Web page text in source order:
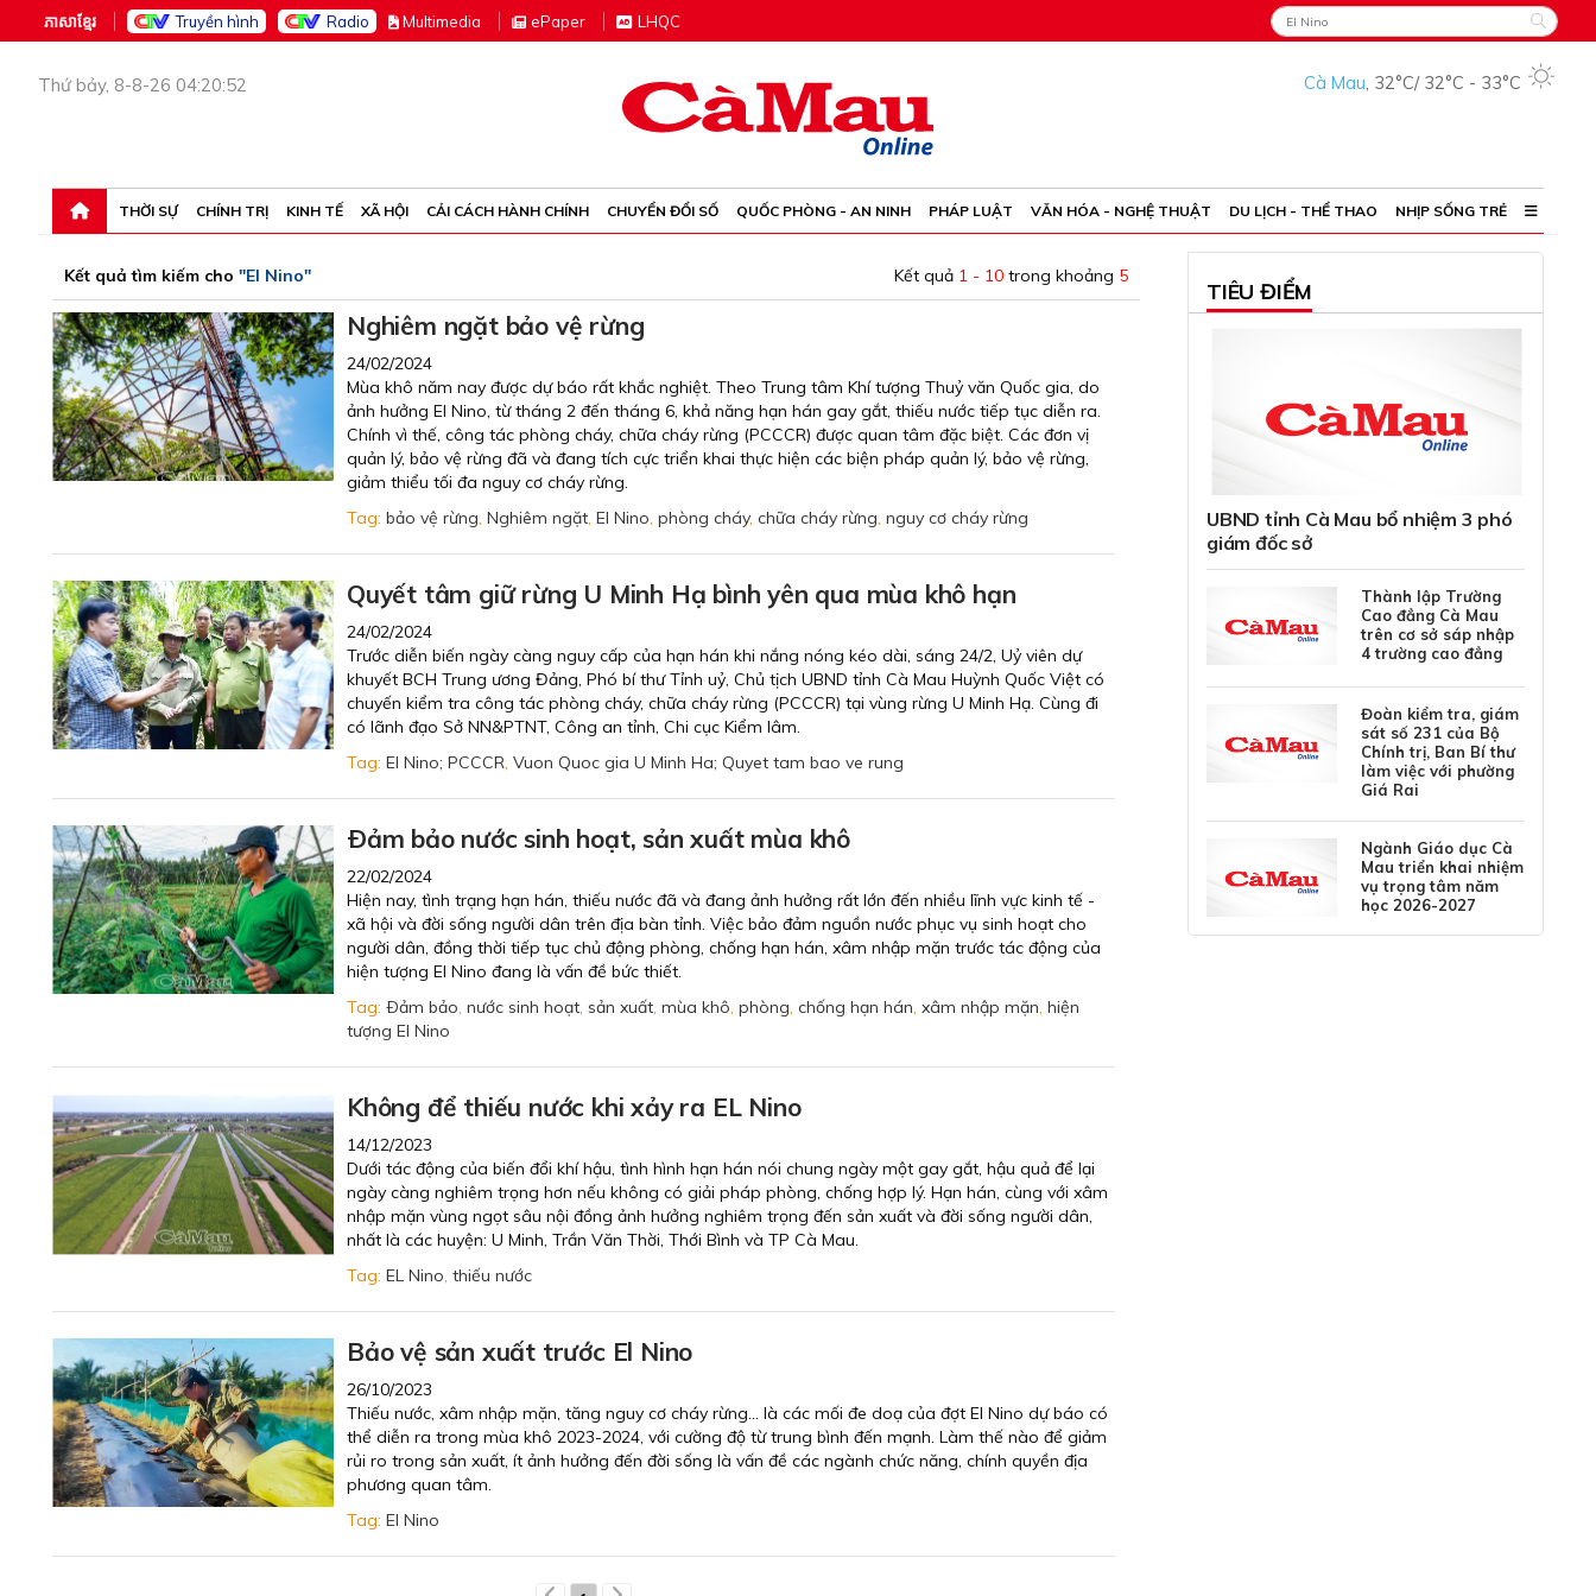
ភាសាខ្មែរ Truyền hình Radio Multimedia ePaper LHQC
Thứ bảy, 8-8-26 04:20:52 Cà Mau, 32°C/ 32°C - 33°C
THỜI SỰ CHÍNH TRỊ KINH TẾ XÃ HỘI CẢI CÁCH HÀNH CHÍNH CHUYỂN ĐỔI SỐ QUỐC PHÒNG - AN NINH PHÁP LUẬT VĂN HÓA - NGHỆ THUẬT DU LỊCH - THỂ THAO NHỊP SỐNG TRẺ
Kết quả tìm kiếm cho "El Nino" Kết quả 1 - 10 trong khoảng 5
Nghiêm ngặt bảo vệ rừng
24/02/2024
Mùa khô năm nay được dự báo rất khắc nghiệt. Theo Trung tâm Khí tượng Thuỷ văn Quốc gia, do
ảnh hưởng El Nino, từ tháng 2 đến tháng 6, khả năng hạn hán gay gắt, thiếu nước tiếp tục diễn ra.
Chính vì thế, công tác phòng cháy, chữa cháy rừng (PCCCR) được quan tâm đặc biệt. Các đơn vị
quản lý, bảo vệ rừng đã và đang tích cực triển khai thực hiện các biện pháp quản lý, bảo vệ rừng,
giảm thiểu tối đa nguy cơ cháy rừng.
Tag: bảo vệ rừng, Nghiêm ngặt, El Nino, phòng cháy, chữa cháy rừng, nguy cơ cháy rừng
Quyết tâm giữ rừng U Minh Hạ bình yên qua mùa khô hạn
24/02/2024
Trước diễn biến ngày càng nguy cấp của hạn hán khi nắng nóng kéo dài, sáng 24/2, Uỷ viên dự
khuyết BCH Trung ương Đảng, Phó bí thư Tỉnh uỷ, Chủ tịch UBND tỉnh Cà Mau Huỳnh Quốc Việt có
chuyến kiểm tra công tác phòng cháy, chữa cháy rừng (PCCCR) tại vùng rừng U Minh Hạ. Cùng đi
có lãnh đạo Sở NN&PTNT, Công an tỉnh, Chi cục Kiểm lâm.
Tag: El Nino; PCCCR, Vuon Quoc gia U Minh Ha; Quyet tam bao ve rung
Ðảm bảo nước sinh hoạt, sản xuất mùa khô
22/02/2024
Hiện nay, tình trạng hạn hán, thiếu nước đã và đang ảnh hưởng rất lớn đến nhiều lĩnh vực kinh tế -
xã hội và đời sống người dân trên địa bàn tỉnh. Việc bảo đảm nguồn nước phục vụ sinh hoạt cho
người dân, đồng thời tiếp tục chủ động phòng, chống hạn hán, xâm nhập mặn trước tác động của
hiện tượng El Nino đang là vấn đề bức thiết.
Tag: Ðảm bảo, nước sinh hoạt, sản xuất, mùa khô, phòng, chống hạn hán, xâm nhập mặn, hiện
tượng El Nino
Không để thiếu nước khi xảy ra EL Nino
14/12/2023
Dưới tác động của biến đổi khí hậu, tình hình hạn hán nói chung ngày một gay gắt, hậu quả để lại
ngày càng nghiêm trọng hơn nếu không có giải pháp phòng, chống hợp lý. Hạn hán, cùng với xâm
nhập mặn vùng ngọt sâu nội đồng ảnh hưởng nghiêm trọng đến sản xuất và đời sống người dân,
nhất là các huyện: U Minh, Trần Văn Thời, Thới Bình và TP Cà Mau.
Tag: EL Nino, thiếu nước
Bảo vệ sản xuất trước El Nino
26/10/2023
Thiếu nước, xâm nhập mặn, tăng nguy cơ cháy rừng... là các mối đe doạ của đợt El Nino dự báo có
thể diễn ra trong mùa khô 2023-2024, với cường độ từ trung bình đến mạnh. Làm thế nào để giảm
rủi ro trong sản xuất, ít ảnh hưởng đến đời sống là vấn đề các ngành chức năng, chính quyền địa
phương quan tâm.
Tag: El Nino
TIÊU ĐIỂM
UBND tỉnh Cà Mau bổ nhiệm 3 phó
giám đốc sở
Thành lập Trường
Cao đẳng Cà Mau
trên cơ sở sáp nhập
4 trường cao đẳng
Đoàn kiểm tra, giám
sát số 231 của Bộ
Chính trị, Ban Bí thư
làm việc với phường
Giá Rai
Ngành Giáo dục Cà
Mau triển khai nhiệm
vụ trọng tâm năm
học 2026-2027